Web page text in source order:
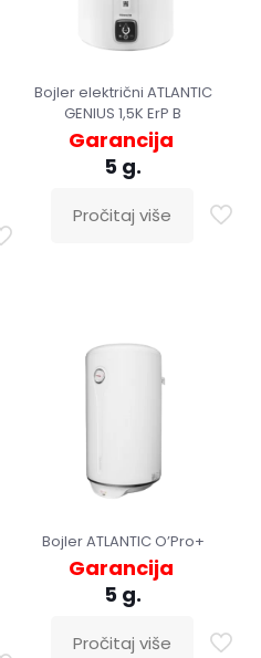
Bojler električni ATLANTIC
GENIUS 1,5K ErP B
Garancija
5 g.
Pročitaj više
Bojler ATLANTIC O’Pro+
Garancija
5 g.
Pročitaj više